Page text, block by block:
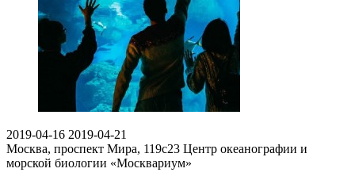
2019-04-16 2019-04-21
Москва, проспект Мира, 119с23 Центр океанографии и
морской биологии «Москвариум»